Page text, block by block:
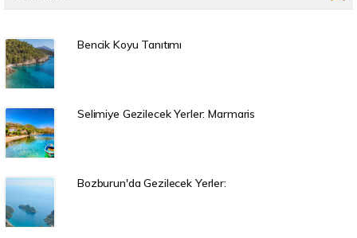
Bencik Koyu Tanıtımı
Selimiye Gezilecek Yerler: Marmaris
Bozburun'da Gezilecek Yerler: